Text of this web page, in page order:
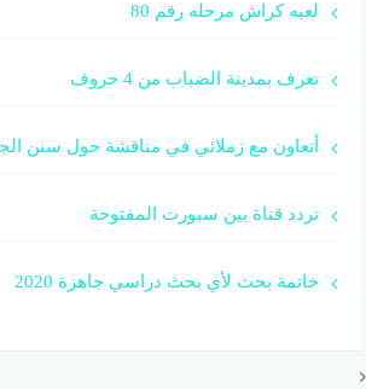
لعبه كراش مرحله رقم 80
تعرف بمدينة الضباب من 4 حروف
أتعاون مع زملائي في مناقشة حول سنن
تردد قناة بين سبورت المفتوحة
خاتمة بحث لأي بحث دراسي جاهزة 2020